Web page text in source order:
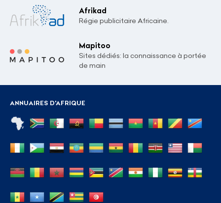
Afrikad
Régie publicitaire Africaine.
Mapitoo
Sites dédiés: la connaissance à portée
de main
ANNUAIRES D'AFRIQUE